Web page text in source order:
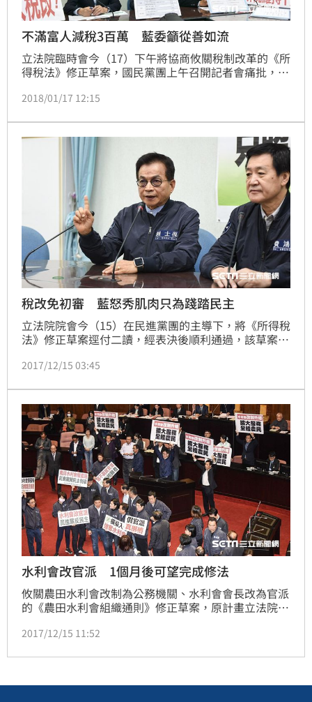
不滿富人減稅3百萬 藍委籲從善如流
立法院臨時會今（17）下午將協商攸關稅制改革的《所
得稅法》修正草案，國民黨團上午召開記者會痛批，行
差距將更為擴大。新任黨團首席副書記長曾銘宗提出
否採分級累進制？以及中小企業營所稅是否維持17%？
「希望執政黨從善如流，不要鐵板一塊。」
2018/01/17 12:15
稅改免初審 藍怒秀肌肉只為踐踏民主
立法院院會今（15）在民進黨團的主導下，將《所得稅
法》修正草案逕付二讀，經表決後順利通過，該草案不
民黨立院黨團隨即召開記者會指責總統蔡英文鴨霸，同
黨籍召委費鴻泰指出，他預計2周後委員會再排審1至2
次會議，應可在年底前完成初審、臨時會二、三讀，不
懂民進黨在急什麼？不惜破壞民主精神，也要與股市大
戶交心嗎？
2017/12/15 03:45
水利會改官派 1個月後可望完成修法
攸關農田水利會改制為公務機關、水利會會長改為官派
的《農田水利會組織通則》修正草案，原計畫立法院今
案要求逕付二讀，經表決後通過，該草案不用再經過委
個月協商期結束後即可表決二、三讀。國民黨立委在議
民財產」。
2017/12/15 11:52